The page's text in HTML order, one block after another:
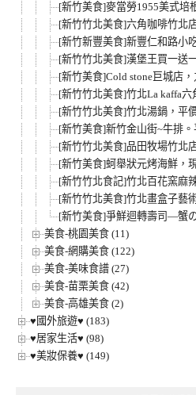
[新竹美食]麥當勞1955美式培
[新竹竹北美食]六角咖啡竹北
[新竹新豐美食]新豐仁和路小
[新竹竹北美食]漢堡王買一送
[新竹美食]Cold stone巨城店
[新竹竹北美食]竹北La kaffa
[新竹竹北美食]竹北湯鍋，平
[新竹美食]新竹金山街~牛排
[新竹竹北美食]品田牧場竹北
[新竹美食]蚵舉狀元烤海鮮，
[新竹竹北食記]竹北百花窯麻
[新竹竹北美食]竹北畫盒子藝
[新竹美食]爭鮮迴轉壽司—蟹
美食-桃園美食 (11)
美食-網購美食 (122)
美食-美味食譜 (27)
美食-苗栗美食 (42)
美食-高雄美食 (2)
♥國外旅遊♥ (183)
♥居家生活♥ (98)
♥美妝保養♥ (149)